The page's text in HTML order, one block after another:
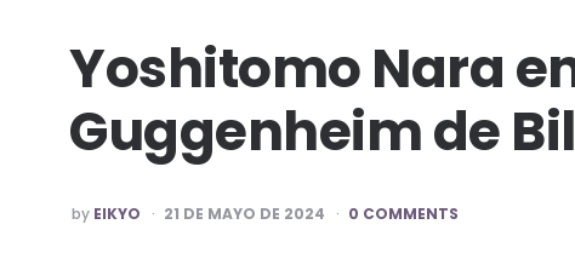
Yoshitomo Nara
Guggenheim de
POSTED
BY
by EIKYO 21 DE MAYO DE 2024 0 COMMENTS